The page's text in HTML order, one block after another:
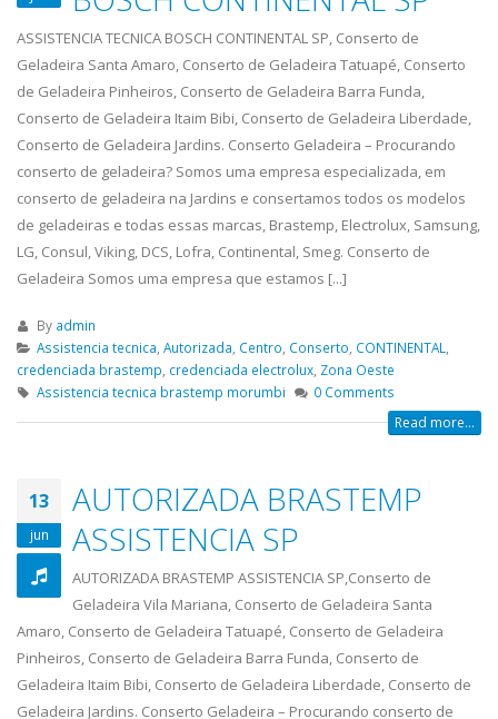
ASSISTENCIA TECNICA BOSCH CONTINENTAL SP, Conserto de
Geladeira Santa Amaro, Conserto de Geladeira Tatuapé, Conserto
de Geladeira Pinheiros, Conserto de Geladeira Barra Funda,
Conserto de Geladeira Itaim Bibi, Conserto de Geladeira Liberdade,
Conserto de Geladeira Jardins. Conserto Geladeira – Procurando
conserto de geladeira? Somos uma empresa especializada, em
conserto de geladeira na Jardins e consertamos todos os modelos
de geladeiras e todas essas marcas, Brastemp, Electrolux, Samsung,
LG, Consul, Viking, DCS, Lofra, Continental, Smeg. Conserto de
Geladeira Somos uma empresa que estamos [...]
By admin
Assistencia tecnica, Autorizada, Centro, Conserto, CONTINENTAL,
credenciada brastemp, credenciada electrolux, Zona Oeste
Assistencia tecnica brastemp morumbi
0 Comments
Read more...
13
jun
AUTORIZADA BRASTEMP
ASSISTENCIA SP
AUTORIZADA BRASTEMP ASSISTENCIA SP,Conserto de
Geladeira Vila Mariana, Conserto de Geladeira Santa
Amaro, Conserto de Geladeira Tatuapé, Conserto de Geladeira
Pinheiros, Conserto de Geladeira Barra Funda, Conserto de
Geladeira Itaim Bibi, Conserto de Geladeira Liberdade, Conserto de
Geladeira Jardins. Conserto Geladeira – Procurando conserto de